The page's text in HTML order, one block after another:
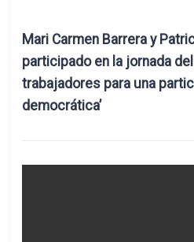
Mari Carmen Barrera y
participado en la jornada del
trabajadores para una
democrática’